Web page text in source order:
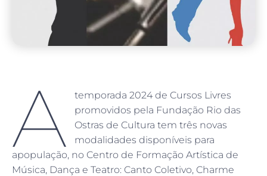
A
temporada 2024 de Cursos Livres
promovidos pela Fundação Rio das
Ostras de Cultura tem três novas
modalidades disponíveis para
apopulação, no Centro de Formação Artística de
Música, Dança e Teatro: Canto Coletivo, Charme